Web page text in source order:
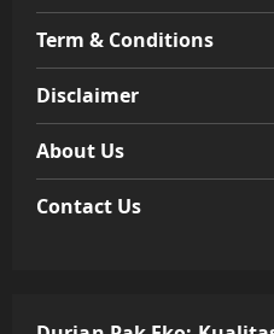
Term & Conditions
Disclaimer
About Us
Contact Us